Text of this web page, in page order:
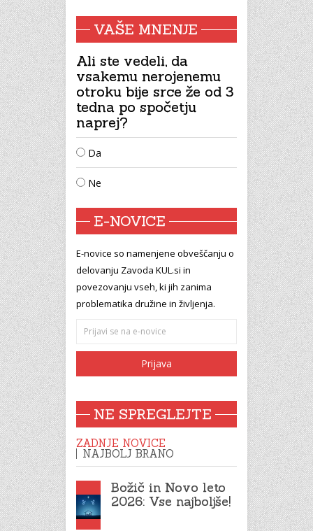
VAŠE MNENJE
Ali ste vedeli, da
vsakemu nerojenemu
otroku bije srce že od 3
tedna po spočetju
naprej?
Da
Ne
E-NOVICE
E-novice so namenjene obveščanju o
delovanju Zavoda KUL.si in
povezovanju vseh, ki jih zanima
problematika družine in življenja.
NE SPREGLEJTE
ZADNJE NOVICE
NAJBOLJ BRANO
Božič in Novo leto
2026: Vse najboljše!